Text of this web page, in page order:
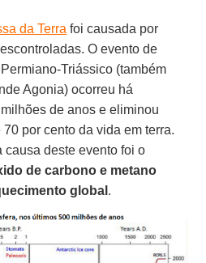
da Terra foi causada por
O evento de
Triássico (também
Agonia) ocorreu há
de anos e eliminou
por cento da vida em terra.
causa deste evento foi o
de carbono e metano
global .